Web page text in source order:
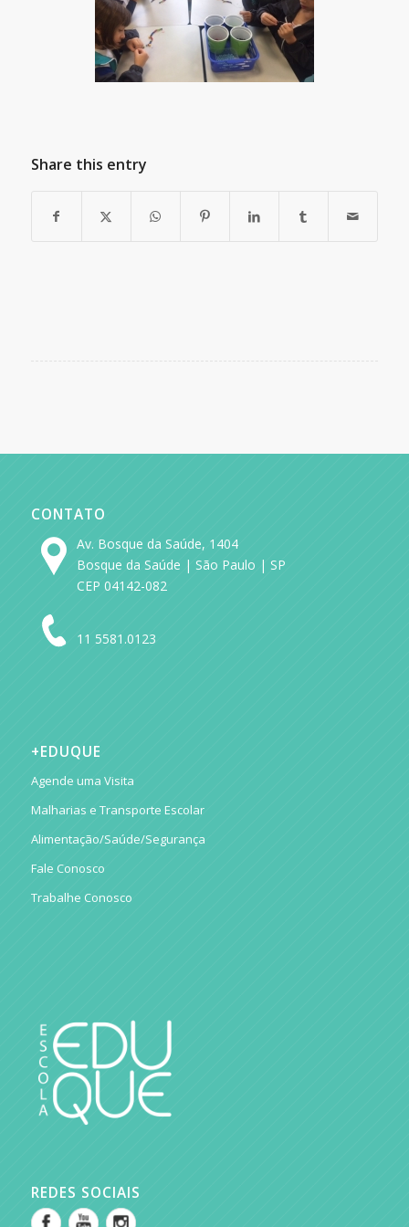
Share this entry
CONTATO
Av. Bosque da Saúde, 1404
Bosque da Saúde | São Paulo | SP
CEP 04142-082
11 5581.0123
+EDUQUE
Agende uma Visita
Malharias e Transporte Escolar
Alimentação/Saúde/Segurança
Fale Conosco
Trabalhe Conosco
REDES SOCIAIS